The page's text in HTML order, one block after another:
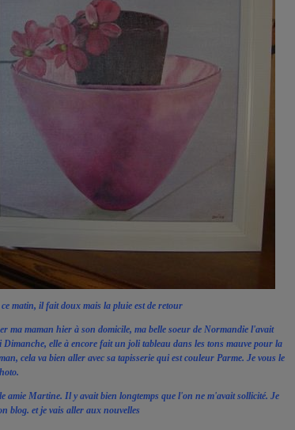
ce matin, il fait doux mais la pluie est de retour
ma maman hier à son domicile, ma belle soeur de Normandie l'avait
Dimanche, elle à encore fait un joli tableau dans les tons mauve pour la
cela va bien aller avec sa tapisserie qui est couleur Parme. Je vous le
amie Martine. Il y avait bien longtemps que l'on ne m'avait sollicité. Je
blog. et je vais aller aux nouvelles